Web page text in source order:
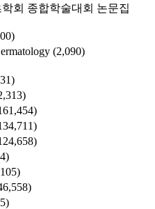
회 종합학술대회 논문집
(2,090)